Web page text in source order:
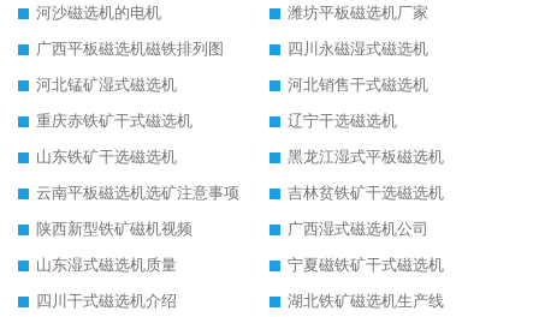
河沙磁选机的电机
潍坊平板磁选机厂家
广西平板磁选机磁铁排列图
四川永磁湿式磁选机
河北锰矿湿式磁选机
河北销售干式磁选机
重庆赤铁矿干式磁选机
辽宁干选磁选机
山东铁矿干选磁选机
黑龙江湿式平板磁选机
云南平板磁选机选矿注意事项
吉林贫铁矿干选磁选机
陕西新型铁矿磁机视频
广西湿式磁选机公司
山东湿式磁选机质量
宁夏磁铁矿干式磁选机
四川干式磁选机介绍
湖北铁矿磁选机生产线